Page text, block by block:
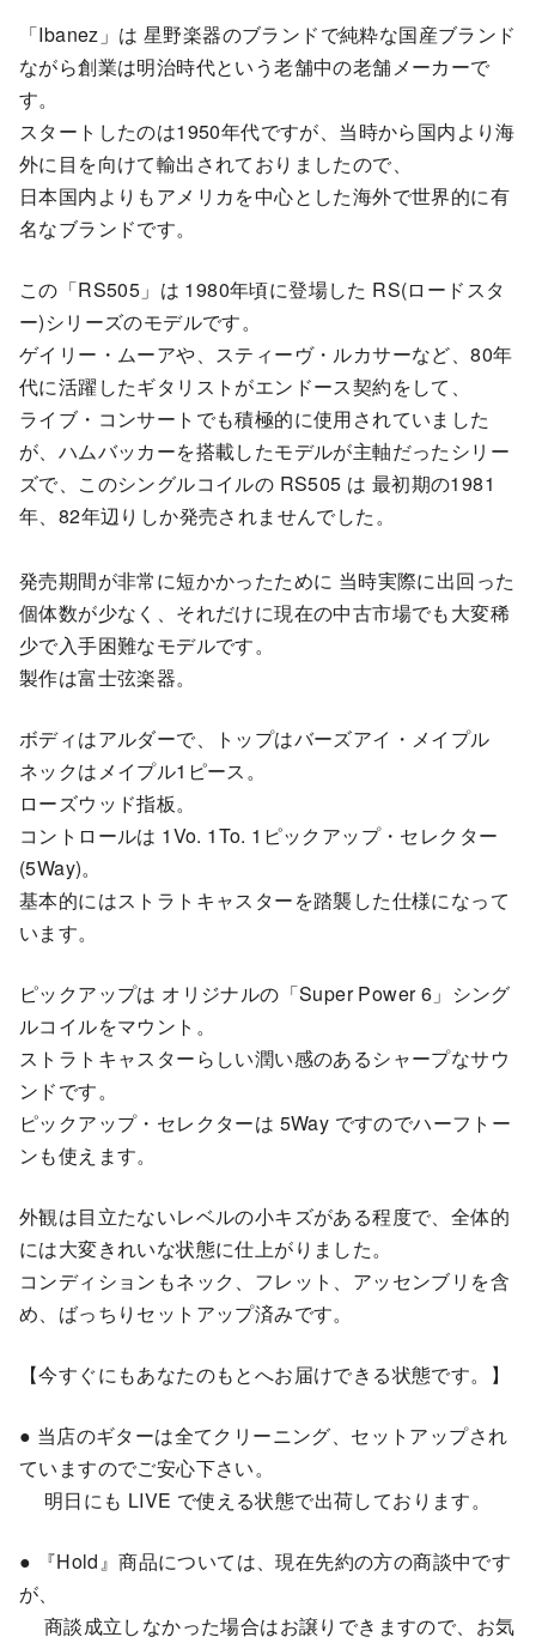
「Ibanez」は 星野楽器のブランドで純粋な国産ブランド
ながら創業は明治時代という老舗中の老舗メーカーで
す。
スタートしたのは1950年代ですが、当時から国内より海
外に目を向けて輸出されておりましたので、
日本国内よりもアメリカを中心とした海外で世界的に有
名なブランドです。
この「RS505」は 1980年頃に登場した RS(ロードスタ
ー)シリーズのモデルです。
ゲイリー・ムーアや、スティーヴ・ルカサーなど、80年
代に活躍したギタリストがエンドース契約をして、
ライブ・コンサートでも積極的に使用されていました
が、ハムバッカーを搭載したモデルが主軸だったシリー
ズで、このシングルコイルの RS505 は 最初期の1981
年、82年辺りしか発売されませんでした。
発売期間が非常に短かかったために 当時実際に出回った
個体数が少なく、それだけに現在の中古市場でも大変稀
少で入手困難なモデルです。
製作は富士弦楽器。
ボディはアルダーで、トップはバーズアイ・メイプル
ネックはメイプル1ピース。
ローズウッド指板。
コントロールは 1Vo. 1To. 1ピックアップ・セレクター
(5Way)。
基本的にはストラトキャスターを踏襲した仕様になって
います。
ピックアップは オリジナルの「Super Power 6」シング
ルコイルをマウント。
ストラトキャスターらしい潤い感のあるシャープなサウ
ンドです。
ピックアップ・セレクターは 5Way ですのでハーフトー
ンも使えます。
外観は目立たないレベルの小キズがある程度で、全体的
には大変きれいな状態に仕上がりました。
コンディションもネック、フレット、アッセンブリを含
め、ばっちりセットアップ済みです。
【今すぐにもあなたのもとへお届けできる状態です。】
● 当店のギターは全てクリーニング、セットアップされ
ていますのでご安心下さい。
明日にも LIVE で使える状態で出荷しております。
● 『Hold』商品については、現在先約の方の商談中です
が、
商談成立しなかった場合はお譲りできますので、お気